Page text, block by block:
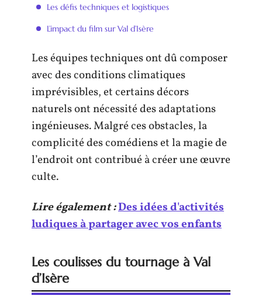
Les défis techniques et logistiques
L’impact du film sur Val d’Isère
Les équipes techniques ont dû composer
avec des conditions climatiques
imprévisibles, et certains décors
naturels ont nécessité des adaptations
ingénieuses. Malgré ces obstacles, la
complicité des comédiens et la magie de
l’endroit ont contribué à créer une œuvre
culte.
Lire également :Des idées d'activités
ludiques à partager avec vos enfants
Les coulisses du tournage à Val
d’Isère